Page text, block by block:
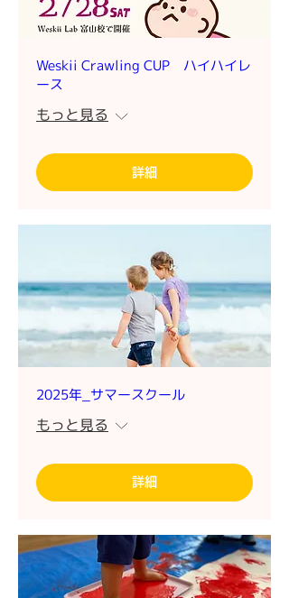
Weskii Crawling CUP ハイハイレ
ース
もっと見る
詳細
2025年_サマースクール
もっと見る
詳細